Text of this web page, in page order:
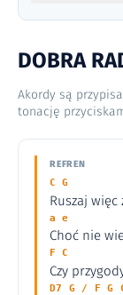
DOBRA
Akordy są
tonację
REFREN
C G
Ruszaj
a e
Choć nie
F C
Czy
D7 G / F G